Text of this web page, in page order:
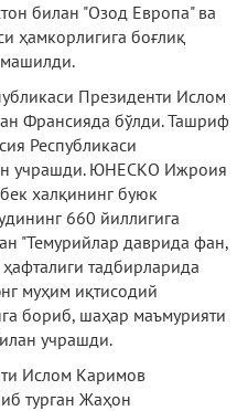
билан "Озод Европа" ва
ҳамкорлигига боғлиқ
Президенти Ислом
Франсияда бўлди. Ташриф
Республикаси
учрашди. ЮНЕСКО Ижроия
халқининг буюк
660 йиллигига
"Темурийлар даврида фан,
тадбирларида
муҳим иқтисодий
бориб, шаҳар маъмурияти
учрашди.
Ислом Каримов
турган Жаҳон